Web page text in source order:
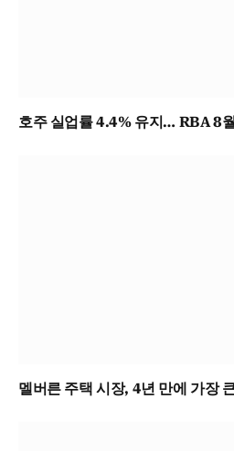
호주 실업률 4.4% 유지… RBA 8
멜버른 주택 시장, 4년 만에 가장